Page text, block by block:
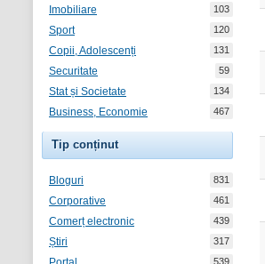
Imobiliare 103
Sport 120
Copii, Adolescenți 131
Securitate 59
Stat și Societate 134
Business, Economie 467
Tip conținut
Bloguri 831
Corporative 461
Comerț electronic 439
Știri 317
539